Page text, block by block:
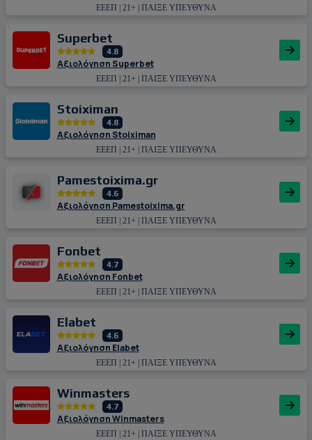
ΕΕΕΠ | 21+ | ΠΑΙΞΕ ΥΠΕΥΘΥΝΑ
Superbet
4.8
Αξιολόγηση Superbet
ΕΕΕΠ | 21+ | ΠΑΙΞΕ ΥΠΕΥΘΥΝΑ
Stoiximan
4.8
Αξιολόγηση Stoiximan
ΕΕΕΠ | 21+ | ΠΑΙΞΕ ΥΠΕΥΘΥΝΑ
Pamestoixima.gr
4.6
Αξιολόγηση Pamestoixima.gr
ΕΕΕΠ | 21+ | ΠΑΙΞΕ ΥΠΕΥΘΥΝΑ
Fonbet
4.7
Αξιολόγηση Fonbet
ΕΕΕΠ | 21+ | ΠΑΙΞΕ ΥΠΕΥΘΥΝΑ
Εlabet
4.6
Αξιολόγηση Εlabet
ΕΕΕΠ | 21+ | ΠΑΙΞΕ ΥΠΕΥΘΥΝΑ
Winmasters
4.7
Αξιολόγηση Winmasters
ΕΕΕΠ | 21+ | ΠΑΙΞΕ ΥΠΕΥΘΥΝΑ